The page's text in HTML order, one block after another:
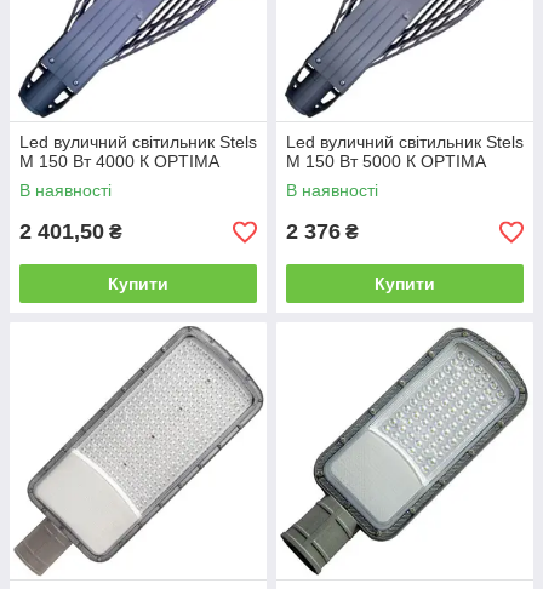
Led вуличний світильник Stels
M 150 Вт 4000 К OPTIMA
В наявності
2 401,50 ₴
Купити
Led вуличний світильник Stels
M 150 Вт 5000 К OPTIMA
В наявності
2 376 ₴
Купити